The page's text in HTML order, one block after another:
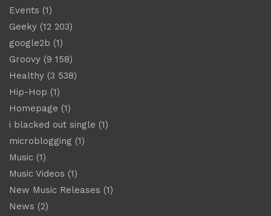
Events (1)
Geeky (12 203)
google2b (1)
Groovy (9 158)
Healthy (3 538)
Hip-Hop (1)
Homepage (1)
i blacked out single (1)
microblogging (1)
Music (1)
Music Videos (1)
New Music Releases (1)
News (2)